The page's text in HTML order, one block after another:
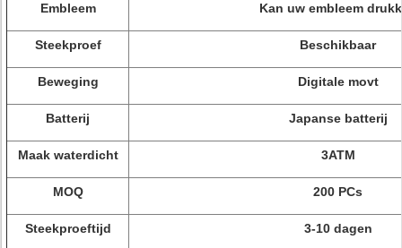
Embleem Kan uw embleem
Steekproef Beschikbaar
Beweging Digitale movt
Batterij Japanse batterij
Maak waterdicht 3ATM
MOQ 200 PCs
Steekproeftijd 3-10 dagen